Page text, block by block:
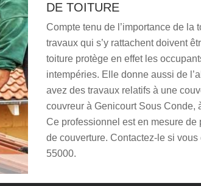
DE TOITURE
Compte tenu de l’importance de la
travaux qui s’y rattachent doivent
toiture protège en effet les
intempéries. Elle donne aussi de
avez des travaux relatifs à une
couvreur à Genicourt Sous Conde,
Ce professionnel est en mesure de
de couverture. Contactez-le si
55000.